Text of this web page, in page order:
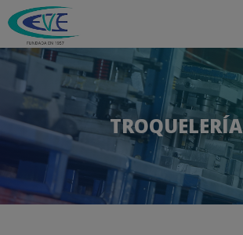
Pasar al contenido principal
TROQUELERÍA